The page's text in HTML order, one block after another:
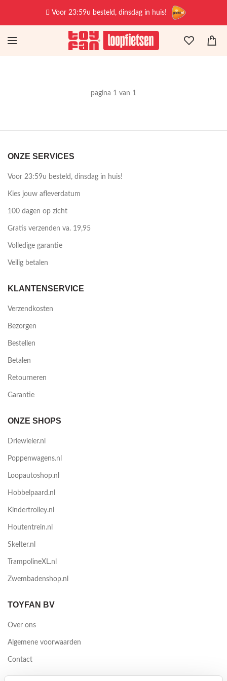
Voor 23:59u besteld, dinsdag in huis!
pagina 1 van 1
ONZE SERVICES
Voor 23:59u besteld, dinsdag in huis!
Kies jouw afleverdatum
100 dagen op zicht
Gratis verzenden va. 19,95
Volledige garantie
Veilig betalen
KLANTENSERVICE
Verzendkosten
Bezorgen
Bestellen
Betalen
Retourneren
Garantie
ONZE SHOPS
Driewieler.nl
Poppenwagens.nl
Loopautoshop.nl
Hobbelpaard.nl
Kindertrolley.nl
Houtentrein.nl
Skelter.nl
TrampolineXL.nl
Zwembadenshop.nl
TOYFAN BV
Over ons
Algemene voorwaarden
Contact